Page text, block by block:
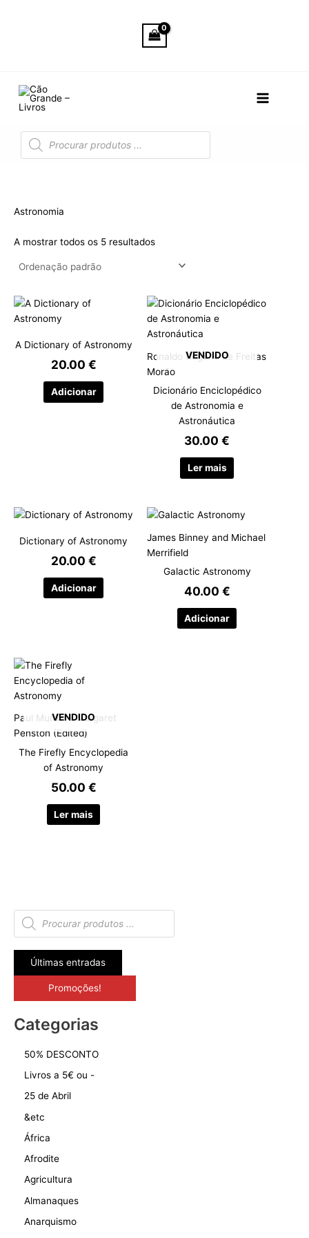
Products
search
P
d
u
s
a
c
h
Últimas entradas
ﾠﾠPromoções!ﾠﾠ
Categorias
50% DESCONTO
Livros a 5€ ou -
25 de Abril
&etc
África
Afrodite
Agricultura
Almanaques
Anarquismo
Astronomia
A mostrar todos os 5 resultados
A Dictionary of Astronomy
20.00 €
Adicionar
VENDIDO
Ronaldo Rogério de Freitas
Morão
Dicionário Enciclopédico
de Astronomia e
Astronáutica
30.00€
Ler mais
Dictionary of Astronomy
20.00 €
Adicionar
James Binney and Michael
Merrifield
Galactic Astronomy
40.00 €
Adicionar
VENDIDO
Paul Murdin - Margaret
Penston (Edited)
The Firefly Encyclopedia
of Astronomy
50.00 €
Ler mais